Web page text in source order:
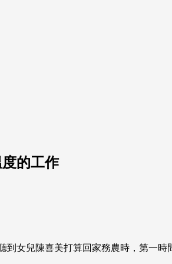
的工作
女兒陳喜美打算回家務農時，第一時